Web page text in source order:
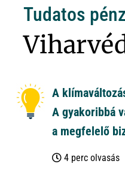
Tudatos
A
A gyakoribbá
a megfelelő
4 perc olvasás